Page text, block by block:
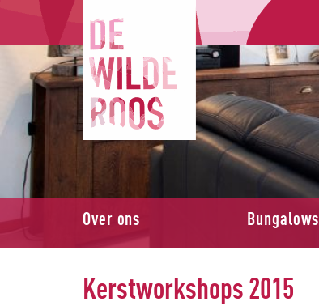
Over ons Bungalows
Kerstworkshops 2015